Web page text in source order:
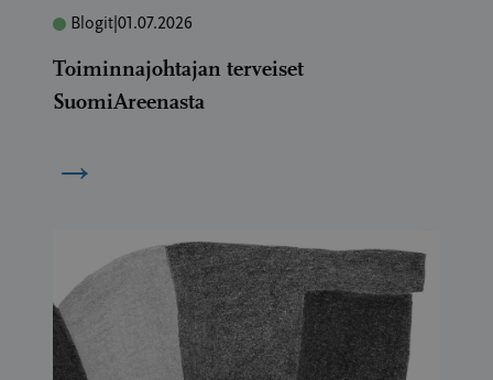
Blogit 01.07.2026
Toiminnajohtajan terveiset
SuomiAreenasta
→